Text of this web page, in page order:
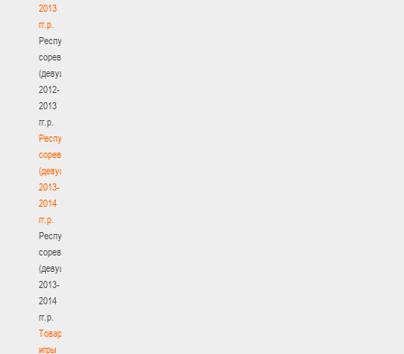
2013
гг.р.
Республиканские
соревнования
(девушки)
2012-
2013
гг.р.
Республиканские
соревнования
(девушки)
2013-
2014
гг.р.
Республиканские
соревнования
(девушки)
2013-
2014
гг.р.
Товарищеские
игры